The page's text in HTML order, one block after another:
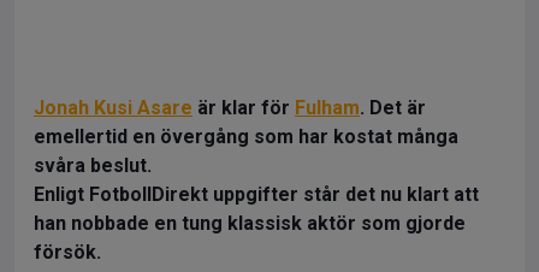
Jonah Kusi Asare är klar för Fulham. Det är
emellertid en övergång som har kostat många
svåra beslut.
Enligt FotbollDirekt uppgifter står det nu klart att
han nobbade en tung klassisk aktör som gjorde
försök.